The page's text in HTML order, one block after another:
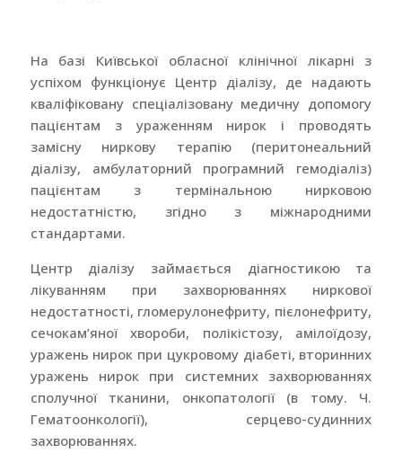
На базі Київської обласної клінічної лікарні з
успіхом функціонує Центр діалізу, де надають
кваліфіковану спеціалізовану медичну допомогу
пацієнтам з ураженням нирок і проводять
замісну ниркову терапію (перитонеальний
діалізу, амбулаторний програмний гемодіаліз)
пацієнтам з термінальною нирковою
недостатністю, згідно з міжнародними
стандартами.
Центр діалізу займається діагностикою та
лікуванням при захворюваннях ниркової
недостатності, гломерулонефриту, пієлонефриту,
сечокам’яної хвороби, полікістозу, амілоїдозу,
уражень нирок при цукровому діабеті, вторинних
уражень нирок при системних захворюваннях
сполучної тканини, онкопатології (в тому. Ч.
Гематоонкології), серцево-судинних
захворюваннях.